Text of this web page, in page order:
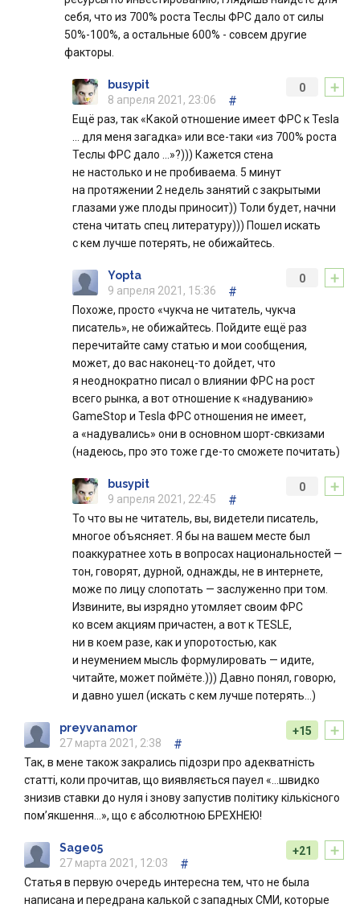
себя, что из 700% роста Теслы ФРС дало от силы
50%-100%, а остальные 600% - совсем другие
факторы.
+
0
busypit
8 апреля 2021, 23:06
#
Ещё раз, так «Какой отношение имеет ФРС к Tesla
… для меня загадка» или все-таки «из 700% роста
Теслы ФРС дало …»?))) Кажется стена
не настолько и не пробиваема. 5 минут
на протяжении 2 недель занятий с закрытыми
глазами уже плоды приносит)) Толи будет, начни
стена читать спец литературу))) Пошел искать
с кем лучше потерять, не обижайтесь.
+
0
Yopta
9 апреля 2021, 15:36
#
Похоже, просто «чукча не читатель, чукча
писатель», не обижайтесь. Пойдите ещё раз
перечитайте саму статью и мои сообщения,
может, до вас наконец-то дойдет, что
я неоднократно писал о влиянии ФРС на рост
всего рынка, а вот отношение к «надуванию»
GameStop и Tesla ФРС отношения не имеет,
а «надувались» они в основном шорт-свкизами
(надеюсь, про это тоже где-то сможете почитать)
+
0
busypit
9 апреля 2021, 22:45
#
То что вы не читатель, вы, видетели писатель,
многое объясняет. Я бы на вашем месте был
поаккуратнее хоть в вопросах национальностей —
тон, говорят, дурной, однажды, не в интернете,
може по лицу слопотать — заслуженно при том.
Извините, вы изрядно утомляет своим ФРС
ко всем акциям причастен, а вот к TESLE,
ни в коем разе, как и упоротостью, как
и неумением мысль формулировать — идите,
читайте, может поймёте.))) Давно понял, говорю,
и давно ушел (искать с кем лучше потерять…)
+
+15
preyvanamor
27 марта 2021, 2:38
#
Так, в мене також закрались підозри про адекватність
статті, коли прочитав, що виявляється пауел «…швидко
знизив ставки до нуля і знову запустив політику кількісного
пом’якшення…», що є абсолютною БРЕХНЕЮ!
+
+21
Sage05
27 марта 2021, 12:03
#
Статья в первую очередь интересна тем, что не была
написана и передрана калькой с западных СМИ, которые